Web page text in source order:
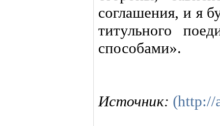
соглашения, и я
титульного
способами».
Источник: (http://